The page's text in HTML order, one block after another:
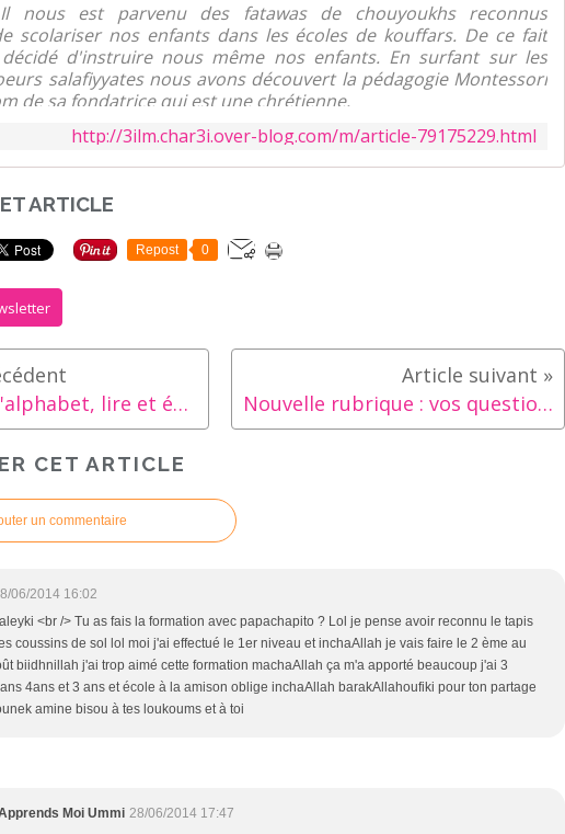
nous est parvenu des fatawas de chouyoukhs reconnus
scolariser nos enfants dans les écoles de kouffars. De ce fait
d'instruire nous même nos enfants. En surfant sur les
salafiyyates nous avons découvert la pédagogie Montessori
de sa fondatrice qui est une chrétienne.
http://3ilm.char3i.over-blog.com/m/article-79175229.html
ARTICLE
Repost 0
Apprendre l'alphabet, lire et écrire Nouvelle rubrique : vos questions, nos réponses
CET ARTICLE
un commentaire
06/2014 16:02
<br /> Tu as fais la formation avec papachapito ? Lol je pense avoir reconnu le tapis
coussins de sol lol moi j'ai effectué le 1er niveau et inchaAllah je vais faire le 2 ème au
biidhnillah j'ai trop aimé cette formation machaAllah ça m'a apporté beaucoup j'ai 3
4ans et 3 ans et école à la amison oblige inchaAllah barakAllahoufiki pour ton partage
amine bisou à tes loukoums et à toi
Moi Ummi 28/06/2014 17:47